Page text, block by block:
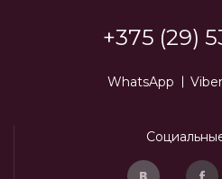
+375 (29)
WhatsApp Viber